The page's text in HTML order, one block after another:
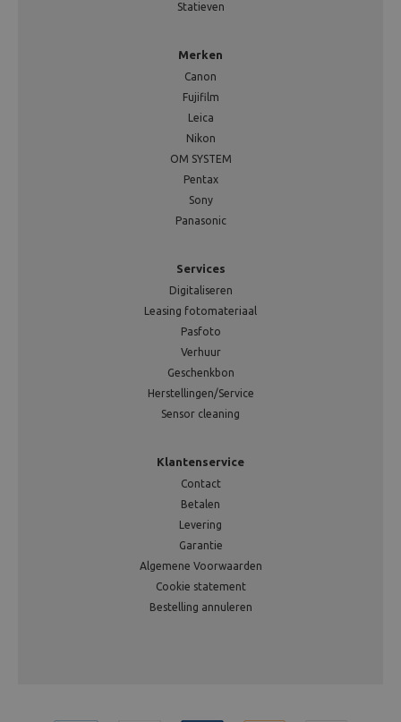
Statieven
Merken
Canon
Fujifilm
Leica
Nikon
OM SYSTEM
Pentax
Sony
Panasonic
Services
Digitaliseren
Leasing fotomateriaal
Pasfoto
Verhuur
Geschenkbon
Herstellingen/Service
Sensor cleaning
Klantenservice
Contact
Betalen
Levering
Garantie
Algemene Voorwaarden
Cookie statement
Bestelling annuleren